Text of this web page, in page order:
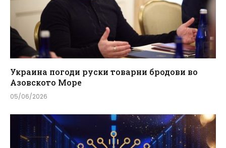
Украина погоди руски товарни бродови во
Азовското Море
05/06/2026